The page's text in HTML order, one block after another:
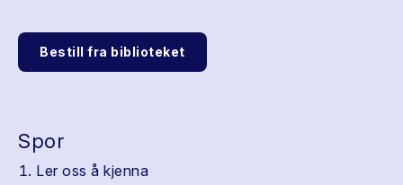
Bestill fra biblioteket
Spor
Ler oss å kjenna